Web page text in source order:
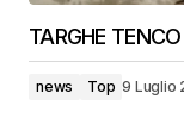
TARGHE
news Top 9 Luglio